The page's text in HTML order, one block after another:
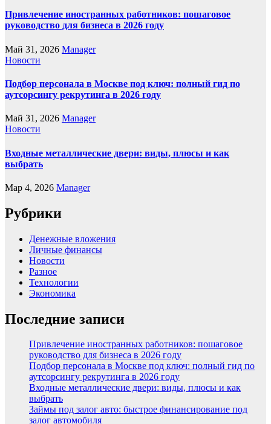
Привлечение иностранных работников: пошаговое
руководство для бизнеса в 2026 году
Май 31, 2026 Manager
Новости
Подбор персонала в Москве под ключ: полный гид по
аутсорсингу рекрутинга в 2026 году
Май 31, 2026 Manager
Новости
Входные металлические двери: виды, плюсы и как
выбрать
Мар 4, 2026 Manager
Рубрики
Денежные вложения
Личные финансы
Новости
Разное
Технологии
Экономика
Последние записи
Привлечение иностранных работников: пошаговое
руководство для бизнеса в 2026 году
Подбор персонала в Москве под ключ: полный гид по
аутсорсингу рекрутинга в 2026 году
Входные металлические двери: виды, плюсы и как
выбрать
Займы под залог авто: быстрое финансирование под
залог автомобиля